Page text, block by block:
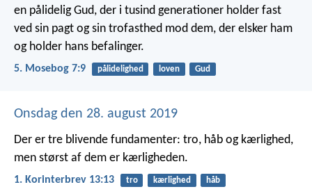
en pålidelig Gud, der i tusind generationer holder fast
ved sin pagt og sin trofasthed mod dem, der elsker ham
og holder hans befalinger.
5. Mosebog 7:9 pålidelighed loven Gud
Onsdag den 28. august 2019
Der er tre blivende fundamenter: tro, håb og kærlighed,
men størst af dem er kærligheden.
1. Korinterbrev 13:13 tro kærlighed håb